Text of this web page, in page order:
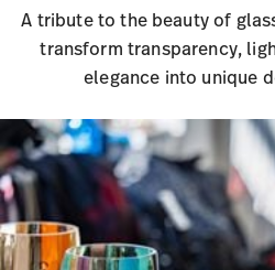
A tribute to the beauty of
transform transparency,
elegance into unique